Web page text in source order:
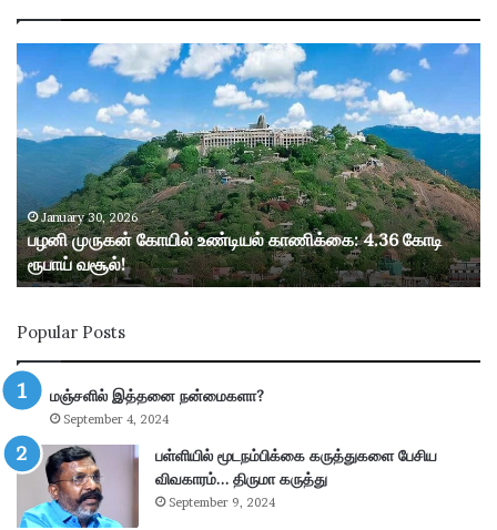
ழ
மு
ன்
கோ
யி
ல்
உ
டி
ய
ல்
கா
க்
கை
4
January 30, 2026
பழனி முருகன் கோயில் உண்டியல் காணிக்கை: 4.36 கோடி
ரூபாய் வசூல்!
Popular Posts
மஞ்சளில் இத்தனை நன்மைகளா?
September 4, 2024
பள்ளியில் மூடநம்பிக்கை கருத்துகளை பேசிய
விவகாரம்… திருமா கருத்து
September 9, 2024